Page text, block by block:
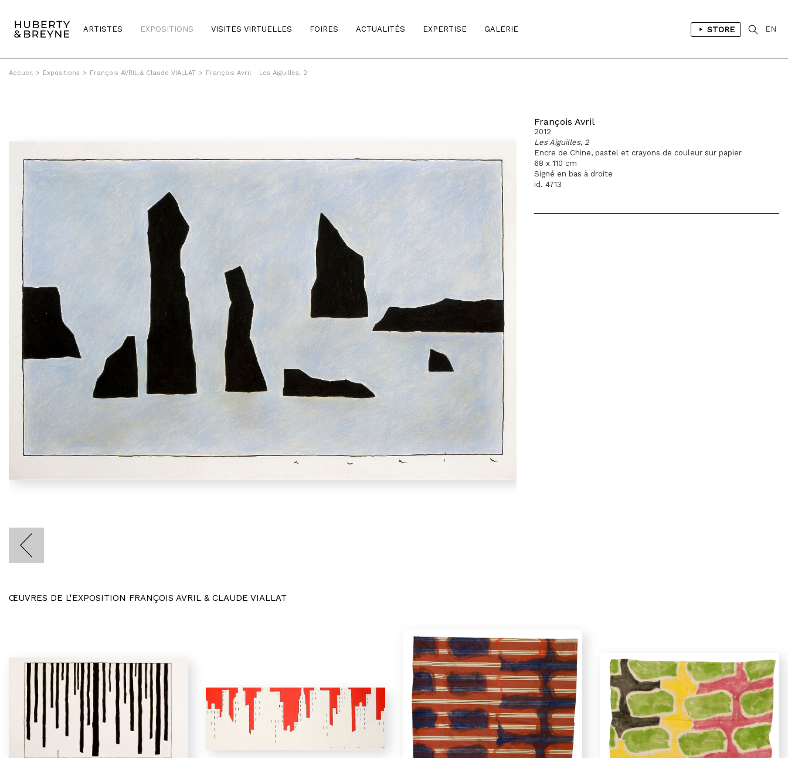
ARTISTES EXPOSITIONS VISITES VIRTUELLES FOIRES ACTUALITÉS EXPERTISE GALERIE STORE EN
Accueil > Expositions > François AVRIL & Claude VIALLAT > François Avril - Les Aiguilles, 2
François Avril
2012
Les Aiguilles, 2
Encre de Chine, pastel et crayons de couleur sur papier
68 x 110 cm
Signé en bas à droite
id. 4713
ŒUVRES DE L'EXPOSITION FRANÇOIS AVRIL & CLAUDE VIALLAT